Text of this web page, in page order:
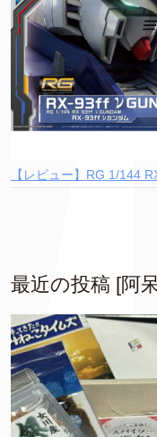
【レビュー】RG 1/144
最近の投稿 [阿